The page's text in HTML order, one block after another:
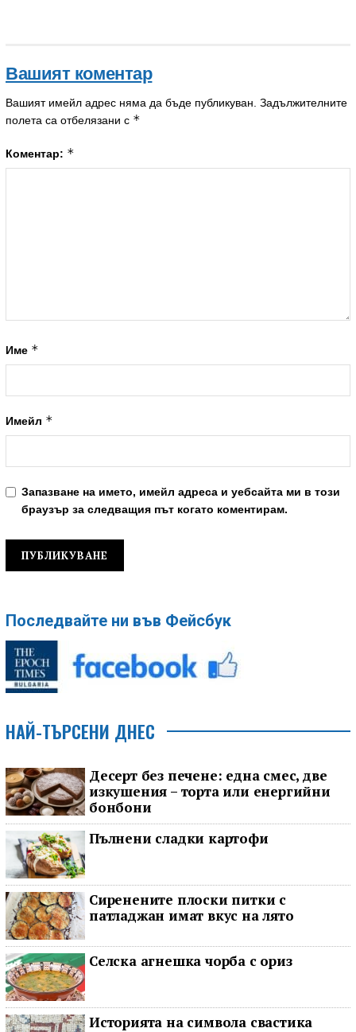
Вашият коментар
Вашият имейл адрес няма да бъде публикуван. Задължителните
полета са отбелязани с *
Коментар: *
Име *
Имейл *
Запазване на името, имейл адреса и уебсайта ми в този
браузър за следващия път когато коментирам.
Последвайте ни във Фейсбук
НАЙ-ТЪРСЕНИ ДНЕС
Десерт без печене: една смес, две
изкушения – торта или енергийни
бонбони
Пълнени сладки картофи
Сиренените плоски питки с
патладжан имат вкус на лято
Селска агнешка чорба с ориз
Историята на символа свастика